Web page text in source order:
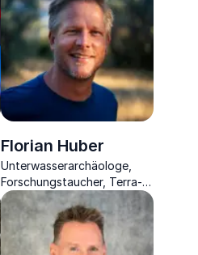
Business.
Florian Huber
Unterwasserarchäologe,
Forschungstaucher, Terra-
X-Moderator und Autor
über Performance in der
Naturwissenschaft.